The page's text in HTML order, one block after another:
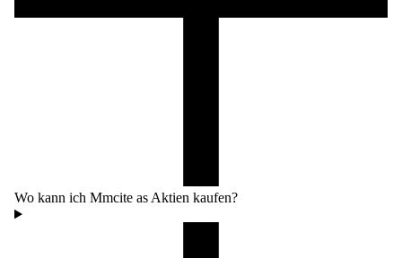
Wo kann ich Mmcite as Aktien kaufen?